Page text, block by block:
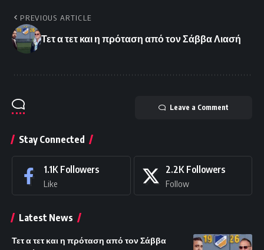
PREVIOUS ARTICLE
Τετ α τετ και η πρόταση από τον Σάββα Λιασή
Leave a Comment
Stay Connected
1.1K Followers
Like
2.2K Followers
Follow
Latest News
Τετ α τετ και η πρόταση από τον Σάββα